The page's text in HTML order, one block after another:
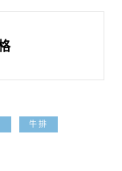
牛排